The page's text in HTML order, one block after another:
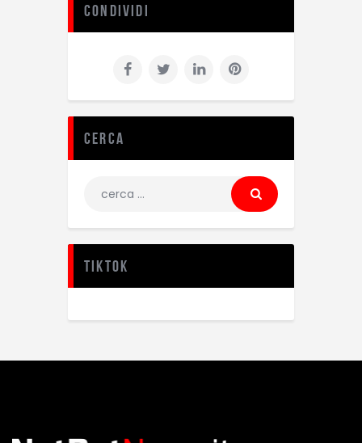
Condividi
Cerca
TikTok